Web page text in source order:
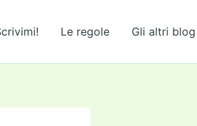
Le regole Gli altri blog